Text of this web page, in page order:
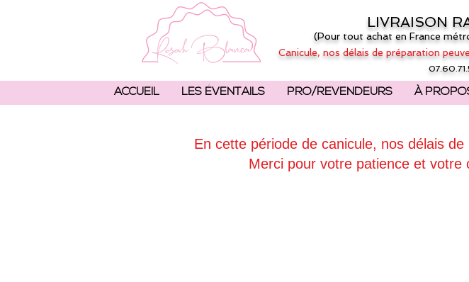
LIVRAISON
(Pour tout achat en France
Canicule, nos délais de préparation
ACCUEIL LES ÉVENTAILS PRO/REVENDEURS À
En cette période de canicule, nos délais
Merci pour votre patience et